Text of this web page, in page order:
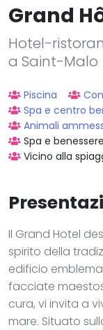
Grand
Hotel-
a Saint-Malo
Piscina
Spa e centro
Animali
Spa e benessere
Vicino alla
Il Grand Hotel
spirito della
edificio
facciate
cura, vi invita a
mare. Situato